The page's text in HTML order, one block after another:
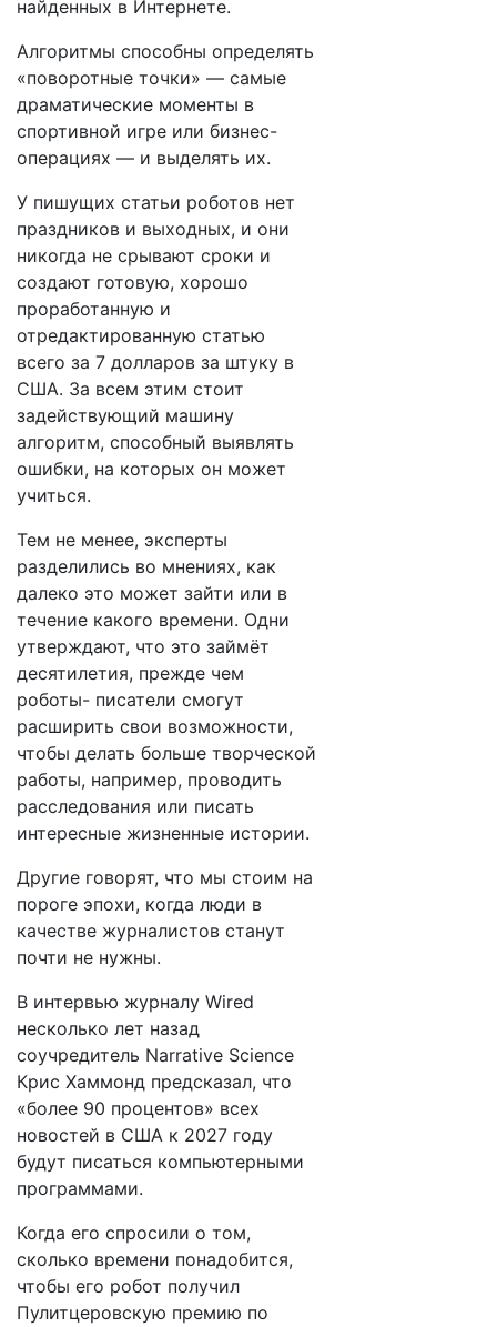
найденных в Интернете.
Алгоритмы способны определять
«поворотные точки» — самые
драматические моменты в
спортивной игре или бизнес-
операциях — и выделять их.
У пишущих статьи роботов нет
праздников и выходных, и они
никогда не срывают сроки и
создают готовую, хорошо
проработанную и
отредактированную статью
всего за 7 долларов за штуку в
США. За всем этим стоит
задействующий машину
алгоритм, способный выявлять
ошибки, на которых он может
учиться.
Тем не менее, эксперты
разделились во мнениях, как
далеко это может зайти или в
течение какого времени. Одни
утверждают, что это займёт
десятилетия, прежде чем
роботы- писатели смогут
расширить свои возможности,
чтобы делать больше творческой
работы, например, проводить
расследования или писать
интересные жизненные истории.
Другие говорят, что мы стоим на
пороге эпохи, когда люди в
качестве журналистов станут
почти не нужны.
В интервью журналу Wired
несколько лет назад
соучредитель Narrative Science
Крис Хаммонд предсказал, что
«более 90 процентов» всех
новостей в США к 2027 году
будут писаться компьютерными
программами.
Когда его спросили о том,
сколько времени понадобится,
чтобы его робот получил
Пулитцеровскую премию по